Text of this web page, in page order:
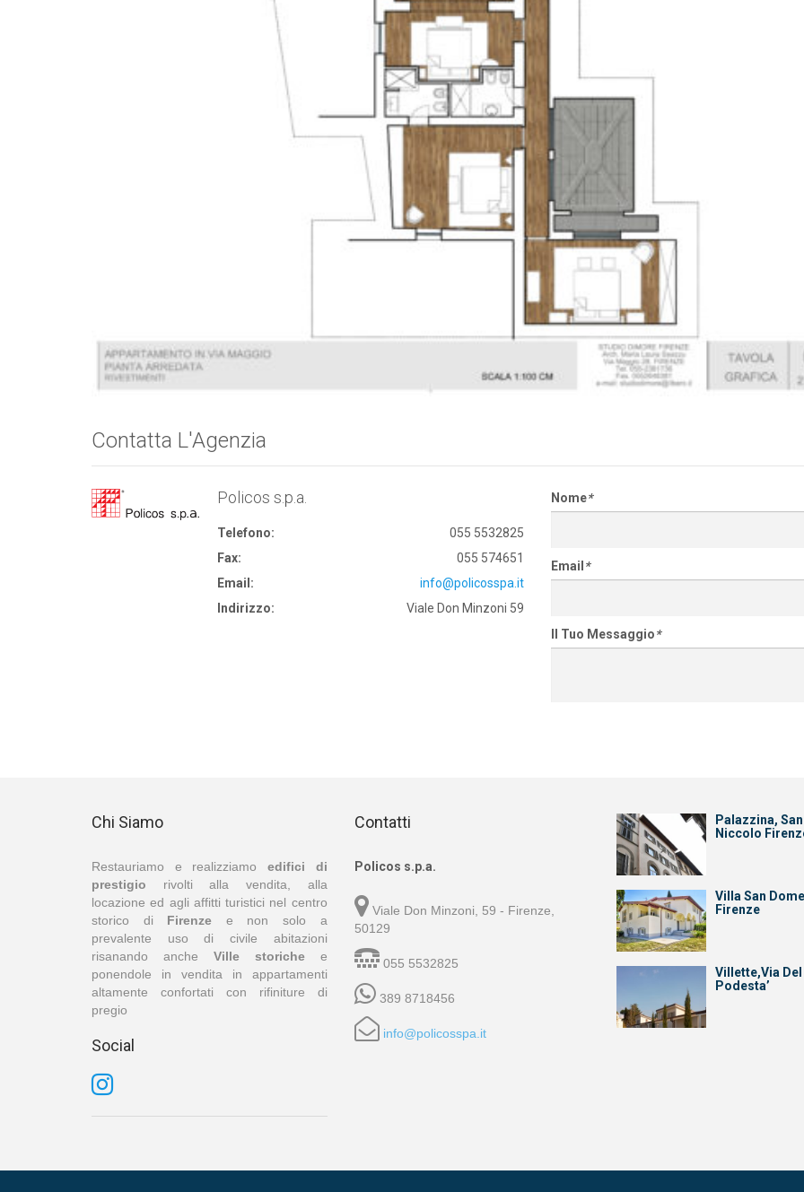
Contatta L'Agenzia
Policos s.p.a.
Telefono:
055 5532825
Fax:
055 574651
Email:
info@policosspa.it
Indirizzo:
Viale Don Minzoni 59
Nome*
Email *
Il Tuo Messaggio*
Chi Siamo
Restauriamo e realizziamo edifici di
prestigio rivolti alla vendita, alla
locazione ed agli affitti turistici nel centro
storico di Firenze e non solo a
prevalente uso di civile abitazioni
risanando anche Ville storichee
ponendole in vendita in appartamenti
altamente confortati con rifiniture di
pregio
Social
Contatti
Policos s.p.a.
Viale Don Minzoni, 59 - Firenze,
50129
055 5532825
389 8718456
info@policosspa.it
Palazzina, San
Niccolo
Villa San
Firenze
Villette,Via Del
Podesta’